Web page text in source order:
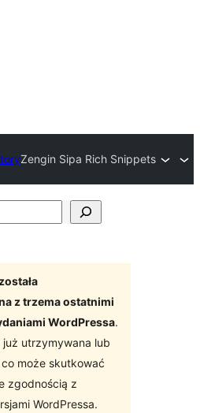
Zengin Sipa Rich Snippets
z trzema ostatnimi
WordPressa.
utrzymywana lub
co może skutkować
zgodnością z
WordPressa.